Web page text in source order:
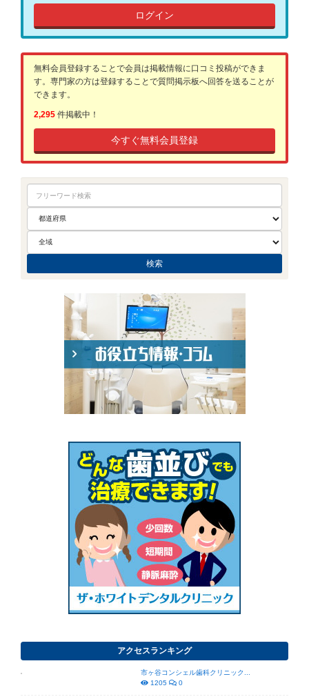
ログイン
無料会員登録することで会員は掲載情報に口コミ投稿ができま
す。専門家の方は登録することで質問掲示板へ回答を送ることが
できます。
2,295 件掲載中！
今すぐ無料会員登録
アクセスランキング
市ヶ谷コンシェル歯科クリニック...
1205
0